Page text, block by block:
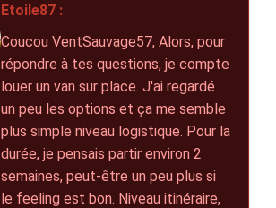
Etoile87 :
Coucou VentSauvage57, Alors, pour
répondre à tes questions, je compte
louer un van sur place. J'ai regardé
un peu les options et ça me semble
plus simple niveau logistique. Pour la
durée, je pensais partir environ 2
semaines, peut-être un peu plus si
le feeling est bon. Niveau itinéraire,